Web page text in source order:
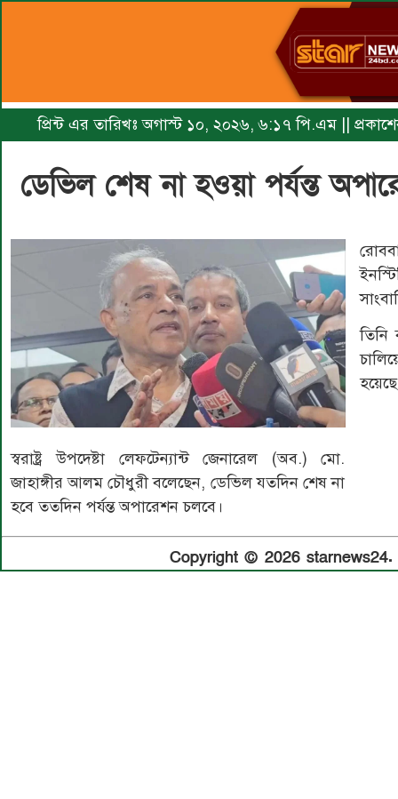
প্রিন্ট এর তারিখঃ অগাস্ট ১০, ২০২৬, ৬:১৭ পি.এম ||
ডেভিল শেষ না হওয়া পর্যন্ত
স্বরাষ্ট্র উপদেষ্টা লেফটেন্যান্ট জেনারেল (অব.) মো.
জাহাঙ্গীর আলম চৌধুরী বলেছেন, ডেভিল যতদিন শেষ না
হবে ততদিন পর্যন্ত অপারেশন চলবে।
তিনি
Copyright © 2026